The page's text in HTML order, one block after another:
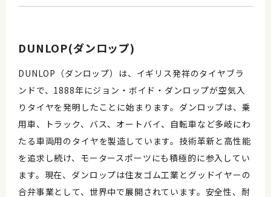
DUNLOP(ダンロップ)
DUNLOP（ダンロップ）は、イギリス発祥のタイヤブラ
ンドで、1888年にジョン・ボイド・ダンロップが空気入
りタイヤを発明したことに始まります。ダンロップは、乗
用車、トラック、バス、オートバイ、自転車など多岐にわ
たる車両用のタイヤを製造しています。技術革新と高性能
を追求し続け、モータースポーツにも積極的に参入してい
ます。現在、ダンロップは住友ゴム工業とグッドイヤーの
合弁事業として、世界中で展開されています。安全性、耐